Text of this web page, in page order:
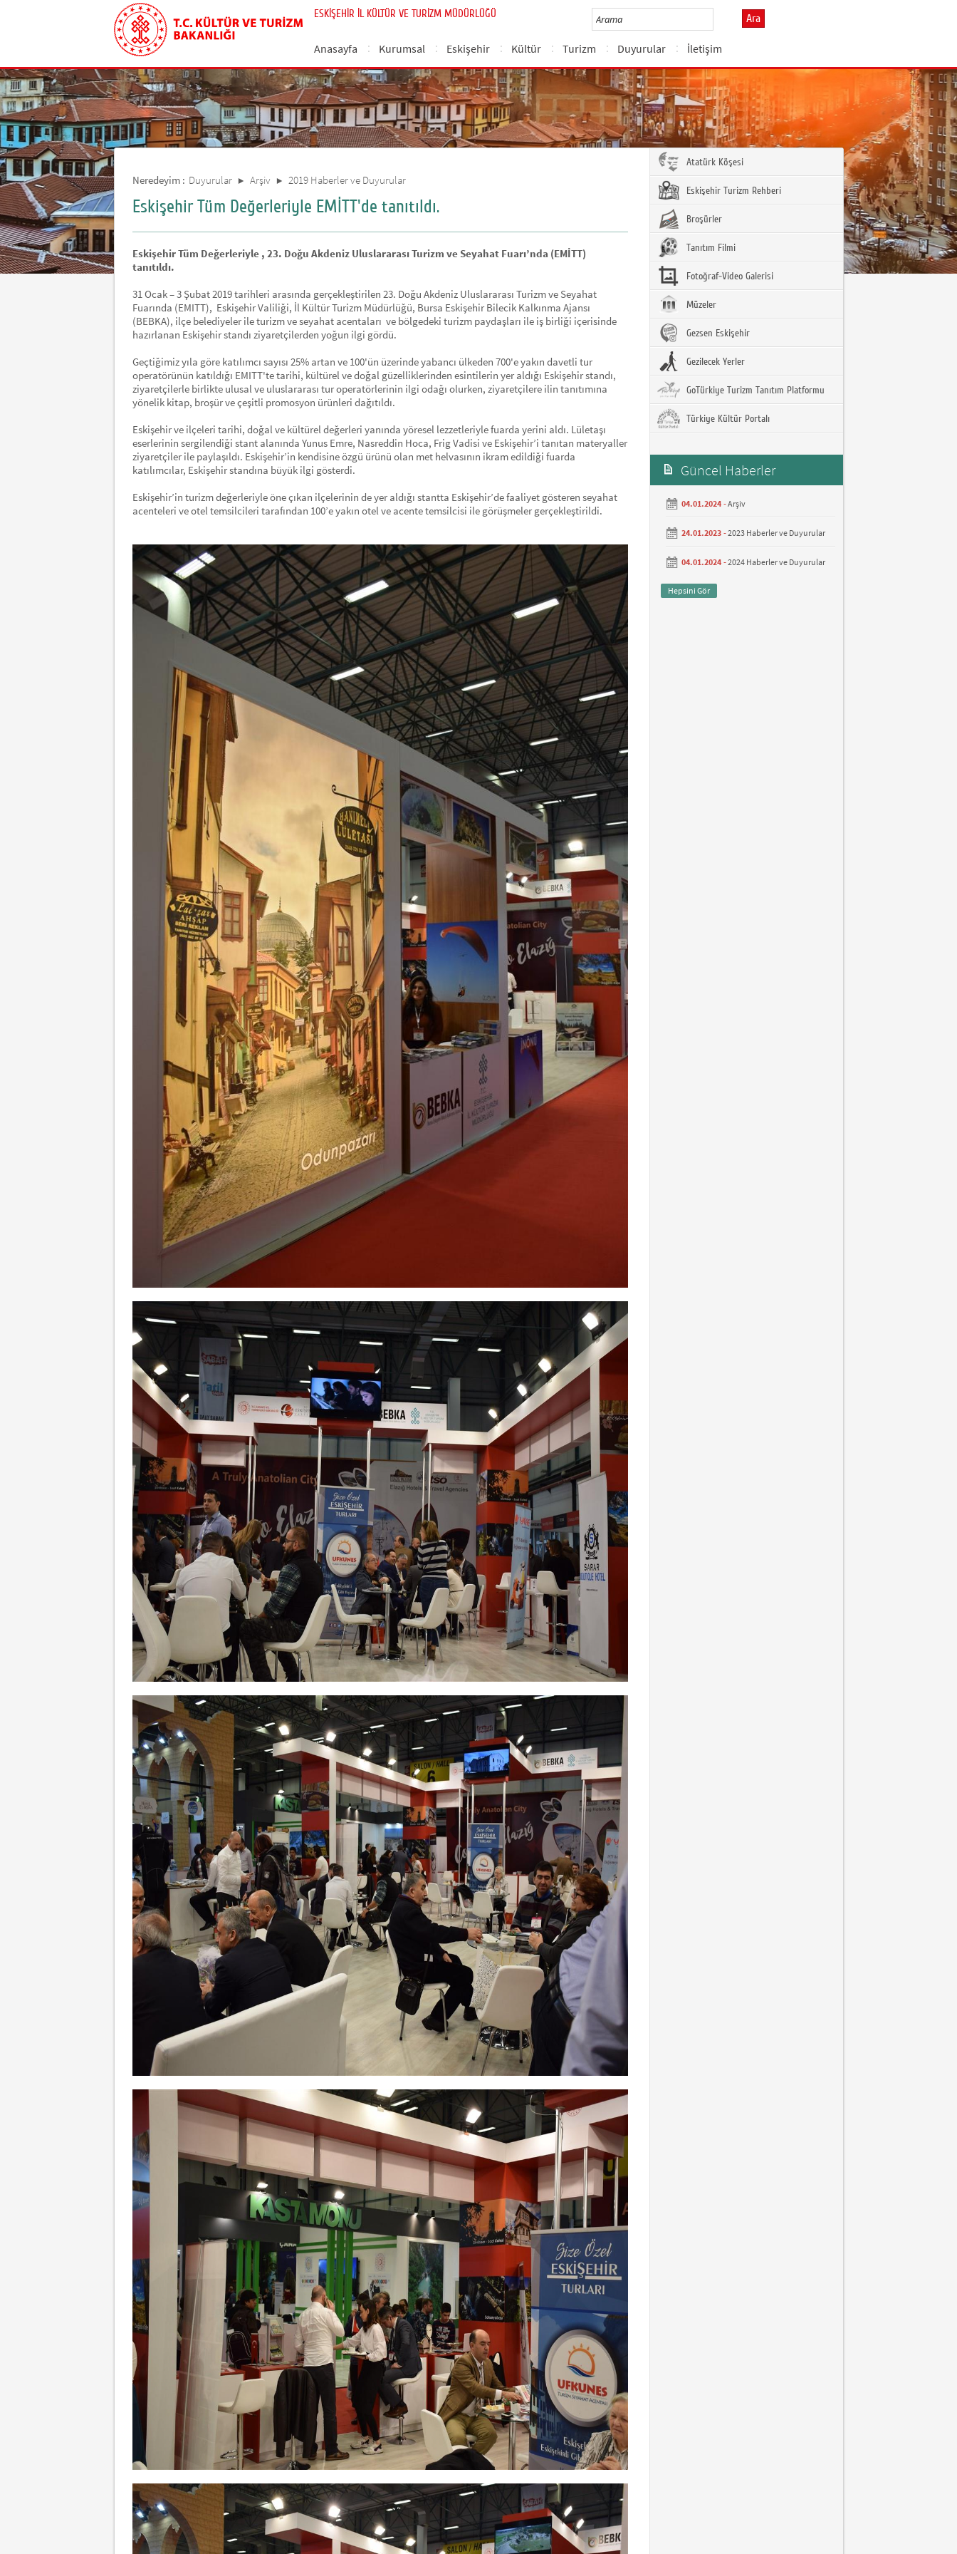
ESKİŞEHİR İL KÜLTÜR VE TURİZM MÜDÜRLÜĞÜ Ara
Anasayfa Kurumsal Eskişehir Kültür Turizm Duyurular İletişim
Neredeyim : Duyurular Arşiv 2019 Haberler ve Duyurular
Eskişehir Tüm Değerleriyle EMİTT'de tanıtıldı.
Eskişehir Tüm Değerleriyle , 23. Doğu Akdeniz Uluslararası Turizm ve Seyahat Fuarı’nda (EMİTT)
tanıtıldı.
31 Ocak – 3 Şubat 2019 tarihleri arasında gerçekleştirilen 23. Doğu Akdeniz Uluslararası Turizm ve Seyahat
Fuarında (EMITT), Eskişehir Valiliği, İl Kültür Turizm Müdürlüğü, Bursa Eskişehir Bilecik Kalkınma Ajansı
(BEBKA), ilçe belediyeler ile turizm ve seyahat acentaları ve bölgedeki turizm paydaşları ile iş birliği içerisinde
hazırlanan Eskişehir standı ziyaretçilerden yoğun ilgi gördü.
Geçtiğimiz yıla göre katılımcı sayısı 25% artan ve 100'ün üzerinde yabancı ülkeden 700'e yakın davetli tur
operatörünün katıldığı EMITT'te tarihi, kültürel ve doğal güzelliklerinden esintilerin yer aldığı Eskişehir standı,
ziyaretçilerle birlikte ulusal ve uluslararası tur operatörlerinin ilgi odağı olurken, ziyaretçilere ilin tanıtımına
yönelik kitap, broşür ve çeşitli promosyon ürünleri dağıtıldı.
Eskişehir ve ilçeleri tarihi, doğal ve kültürel değerleri yanında yöresel lezzetleriyle fuarda yerini aldı. Lületaşı
eserlerinin sergilendiği stant alanında Yunus Emre, Nasreddin Hoca, Frig Vadisi ve Eskişehir’i tanıtan materyaller
ziyaretçiler ile paylaşıldı. Eskişehir’in kendisine özgü ürünü olan met helvasının ikram edildiği fuarda
katılımcılar, Eskişehir standına büyük ilgi gösterdi.
Eskişehir’in turizm değerleriyle öne çıkan ilçelerinin de yer aldığı stantta Eskişehir’de faaliyet gösteren seyahat
acenteleri ve otel temsilcileri tarafından 100’e yakın otel ve acente temsilcisi ile görüşmeler gerçekleştirildi.
Atatürk Köşesi
Eskişehir Turizm Rehberi
Broşürler
Tanıtım Filmi
Fotoğraf-Video Galerisi
Müzeler
Gezsen Eskişehir
Gezilecek Yerler
GoTürkiye Turizm Tanıtım Platformu
Türkiye Kültür Portalı
Güncel Haberler
04.01.2024 -Arşiv
24.01.2023 -2023 Haberler ve Duyurular
04.01.2024 -2024 Haberler ve Duyurular
Hepsini Gör